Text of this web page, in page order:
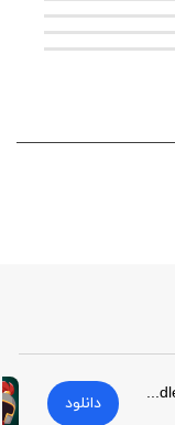
Idle Museum: Empire of Art Hack | Idle Museum: Empire of Art Hack دانلود